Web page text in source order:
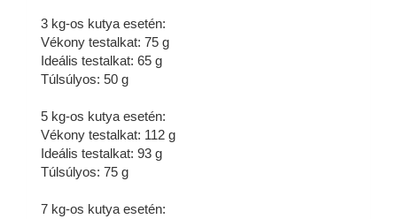
3 kg-os kutya esetén:
Vékony testalkat: 75 g
Ideális testalkat: 65 g
Túlsúlyos: 50 g
5 kg-os kutya esetén:
Vékony testalkat: 112 g
Ideális testalkat: 93 g
Túlsúlyos: 75 g
7 kg-os kutya esetén: